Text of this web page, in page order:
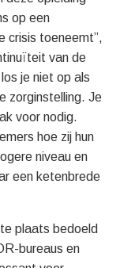
op een
crisis toeneemt”,
van de
je niet op als
zorginstelling. Je
voor nodig.
hoe zij hun
niveau en
een ketenbrede
plaats bedoeld
bureaus en